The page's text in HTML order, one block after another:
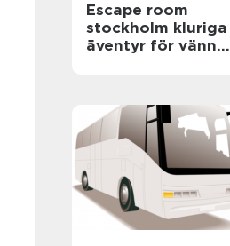
Escape room
stockholm kluriga
äventyr för vänner,